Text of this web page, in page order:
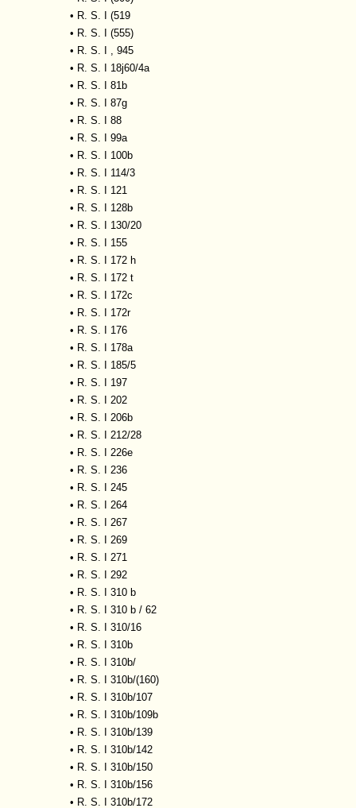
• R. S. I (519
• R. S. I (555)
• R. S. I , 945
• R. S. I 18j60/4a
• R. S. I 81b
• R. S. I 87g
• R. S. I 88
• R. S. I 99a
• R. S. I 100b
• R. S. I 114/3
• R. S. I 121
• R. S. I 128b
• R. S. I 130/20
• R. S. I 155
• R. S. I 172 h
• R. S. I 172 t
• R. S. I 172c
• R. S. I 172r
• R. S. I 176
• R. S. I 178a
• R. S. I 185/5
• R. S. I 197
• R. S. I 202
• R. S. I 206b
• R. S. I 212/28
• R. S. I 226e
• R. S. I 236
• R. S. I 245
• R. S. I 264
• R. S. I 267
• R. S. I 269
• R. S. I 271
• R. S. I 292
• R. S. I 310 b
• R. S. I 310 b / 62
• R. S. I 310/16
• R. S. I 310b
• R. S. I 310b/
• R. S. I 310b/(160)
• R. S. I 310b/107
• R. S. I 310b/109b
• R. S. I 310b/139
• R. S. I 310b/142
• R. S. I 310b/150
• R. S. I 310b/156
• R. S. I 310b/172